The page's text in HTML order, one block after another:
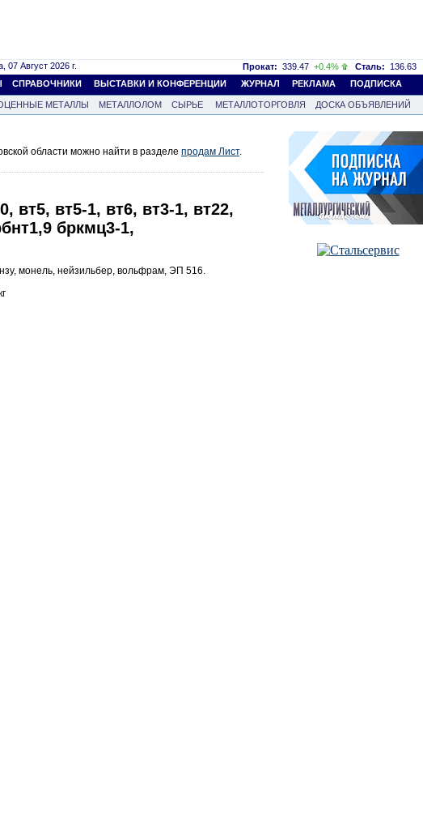
07 Август 2026 г. Прокат: 339.47 +0.4% Сталь: 136.63
СПРАВОЧНИКИ ВЫСТАВКИ И КОНФЕРЕНЦИИ ЖУРНАЛ РЕКЛАМА ПОДПИСКА
МЕТАЛЛЫ МЕТАЛЛОЛОМ СЫРЬЕ МЕТАЛЛОТОРГОВЛЯ
ДОСКА ОБЪЯВЛЕНИЙ
области можно найти в разделе продам Лист.
вт5, вт5-1, вт6, вт3-1, вт22,
бркмц3-1,
монель, нейзильбер, вольфрам, ЭП 516.